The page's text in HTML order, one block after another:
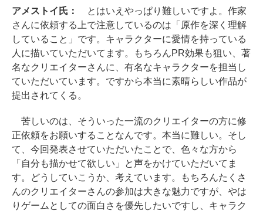
アメストイ氏：
とはいえやっぱり難しいですよ。作家
さんに依頼する上で注意しているのは「原作を深く理解
していること」です。キャラクターに愛情を持っている
人に描いていただいてます。もちろんPR効果も狙い、著
名なクリエイターさんに、有名なキャラクターを担当し
ていただいています。ですから本当に素晴らしい作品が
提出されてくる。
苦しいのは、そういった一流のクリエイターの方に修
正依頼をお願いすることなんです。本当に難しい。そし
て、今回発表させていただいたことで、色々な方から
「自分も描かせて欲しい」と声をかけていただいてま
す。どうしていこうか、考えています。もちろんたくさ
んのクリエイターさんの参加は大きな魅力ですが、やは
りゲームとしての面白さを優先したいですし、キャラク